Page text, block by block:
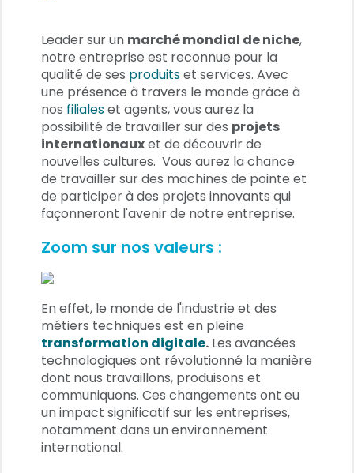
Leader sur un marché mondial de niche,
notre entreprise est reconnue pour la
qualité de ses produitset services. Avec
une présence à travers le monde grâce à
nos filialeset agents, vous aurez la
possibilité de travailler sur des projets
internationauxet de découvrir de
nouvelles cultures. Vous aurez la chance
de travailler sur des machines de pointe et
de participer à des projets innovants qui
façonneront l'avenir de notre entreprise.
Zoom sur nos valeurs :
En effet, le monde de l'industrie et des
métiers techniques est en pleine
transformation digitale. Les avancées
technologiques ont révolutionné la manière
dont nous travaillons, produisons et
communiquons. Ces changements ont eu
un impact significatif sur les entreprises,
notamment dans un environnement
international.